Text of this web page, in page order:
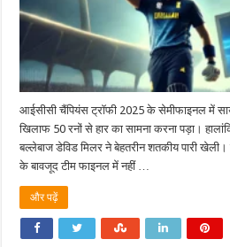
आईसीसी चैंपियंस ट्रॉफी 2025 के सेमीफाइनल में
खिलाफ 50 रनों से हार का सामना करना पड़ा।
बल्लेबाज डेविड मिलर ने बेहतरीन शतकीय पारी
के बावजूद टीम फाइनल में नहीं …
और पढ़ें